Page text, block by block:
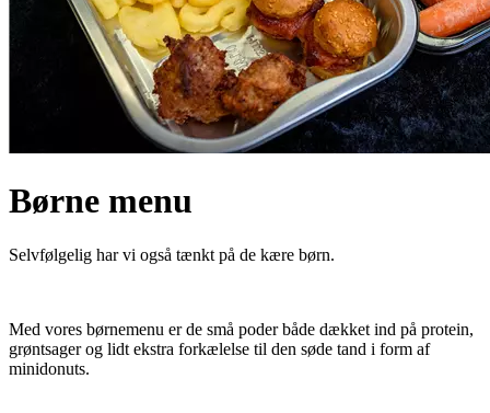
Børne menu
Selvfølgelig har vi også tænkt på de kære børn.
Med vores børnemenu er de små poder både dækket ind på protein,
grøntsager og lidt ekstra forkælelse til den søde tand i form af
minidonuts.